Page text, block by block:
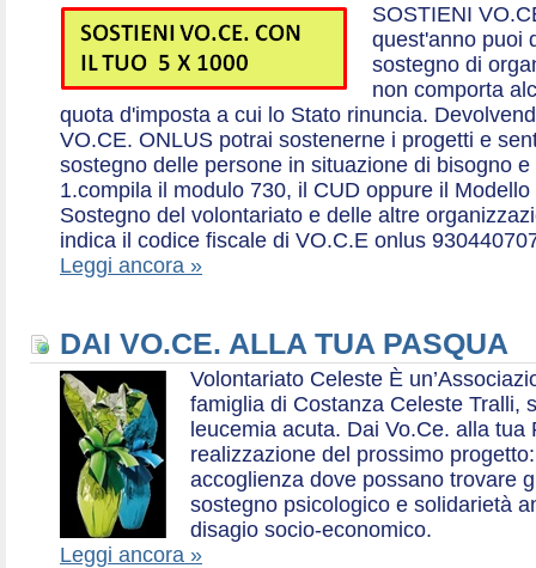
SOSTIENI
quest'anno puoi
sostegno di
non comporta
quota d'imposta a cui lo Stato rinuncia.
VO.CE. ONLUS potrai sostenerne i progetti e
sostegno delle persone in situazione di bisogno
1.compila il modulo 730, il CUD oppure il
Sostegno del volontariato e delle altre
indica il codice fiscale di VO.C.E onlus
Leggi ancora »
DAI VO.CE. ALLA TUA PASQUA
Volontariato Celeste È
famiglia di Costanza Celeste Tralli,
leucemia acuta. Dai Vo.Ce. alla tua
realizzazione del prossimo
accoglienza dove possano trovare
sostegno psicologico e solidarietà
disagio socio-economico.
Leggi ancora »